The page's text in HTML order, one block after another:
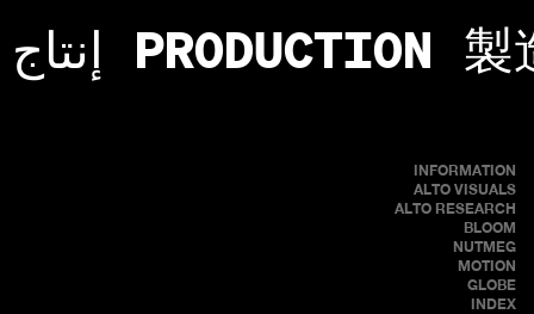
إنتاج PRODUCTION 製
INFORMATION
ALTO VISUALS
ALTO RESEARCH
BLOOM
NUTMEG
MOTION
GLOBE
INDEX